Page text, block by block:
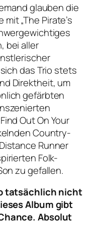
glauben die
mit „The Pirate’s
bei aller
das Trio stets
Direktheit, um
gefärbten
Out On Your
Country-
Runner
Folk-
zu gefallen.
tatsächlich nicht
Album gibt
Absolut